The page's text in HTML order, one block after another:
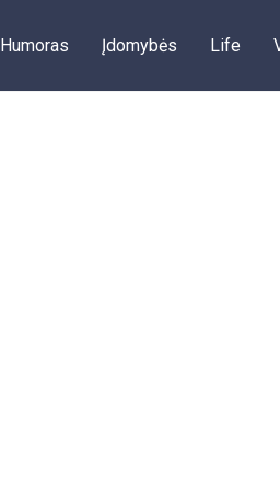
Humoras Įdomybės Life